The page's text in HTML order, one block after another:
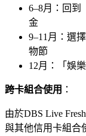
6–8月：回到
金
9–11月：選
物節
12月：「娛
跨卡組合使用 ：
由於DBS Live
與其他信用卡組合